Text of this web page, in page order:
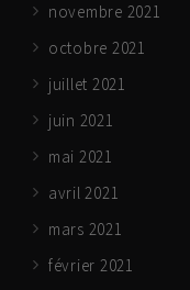
novembre 2021
octobre 2021
juillet 2021
juin 2021
mai 2021
avril 2021
mars 2021
février 2021